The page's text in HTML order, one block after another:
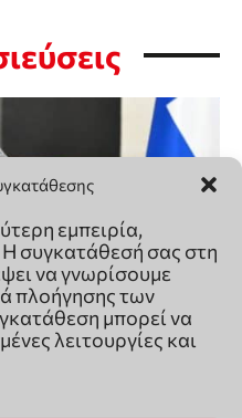
εμπειρία,
συγκατάθεσή σας στη
να γνωρίσουμε
πλοήγησης των
μπορεί να
λειτουργίες και